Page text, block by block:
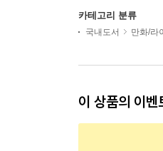
카테고리 분류
국내도서 만화/라
이 상품의 이벤